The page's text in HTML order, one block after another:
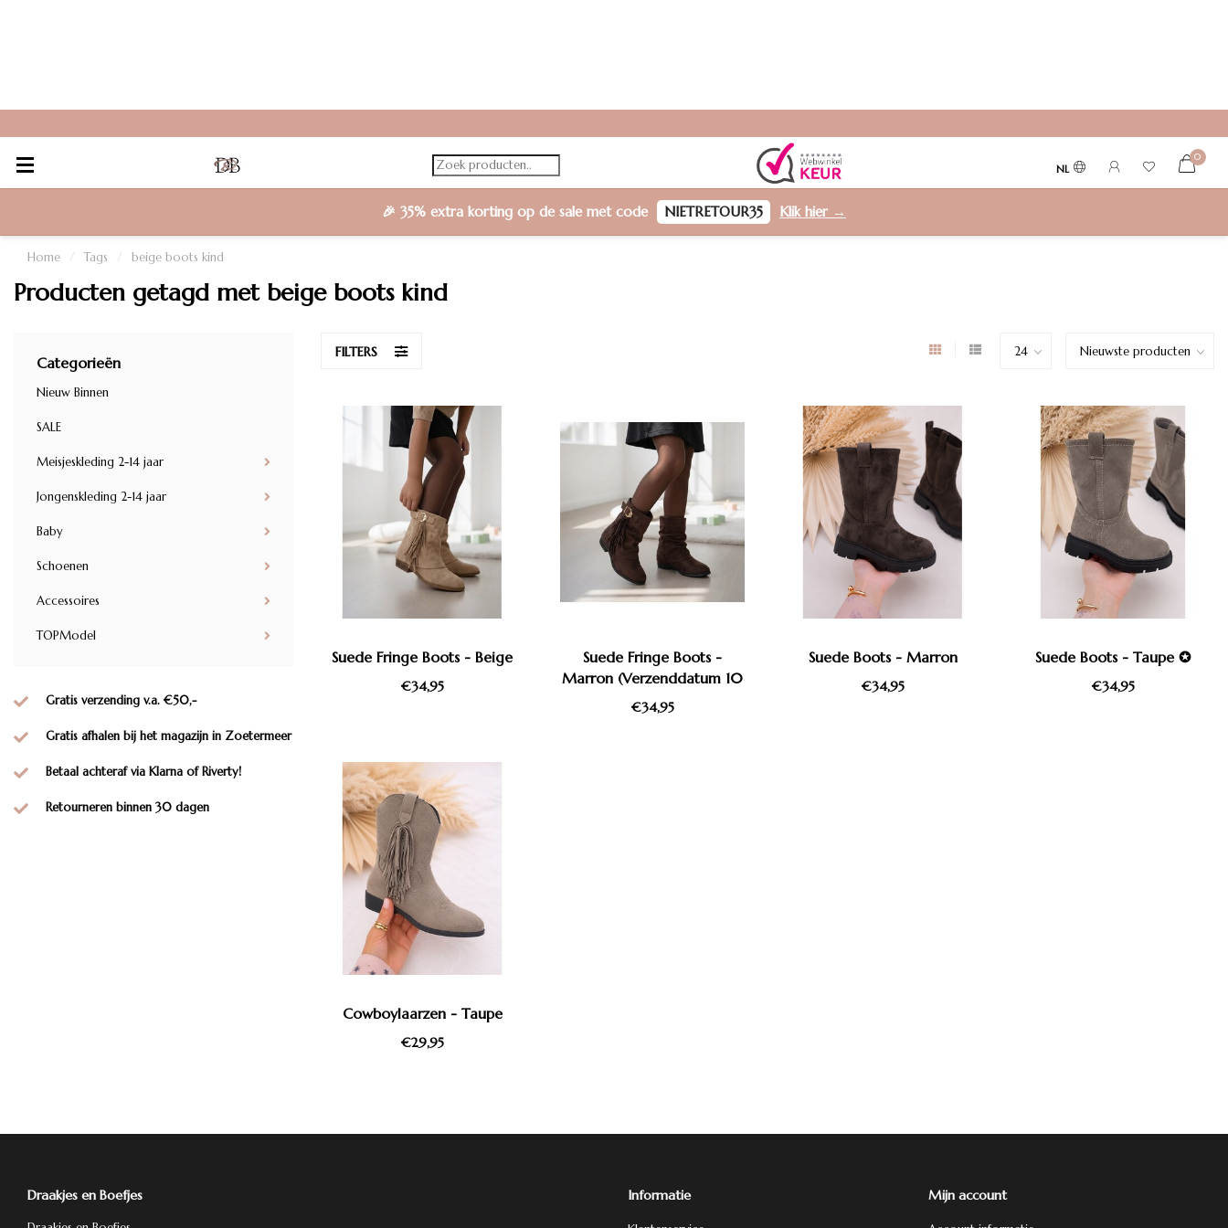
NL
0
🎉 35% extra korting op de sale met code NIETRETOUR35 Klik hier →
Home / Tags / beige boots kind
Producten getagd met beige boots kind
Categorieën
Nieuw Binnen
SALE
Meisjeskleding 2-14 jaar
Jongenskleding 2-14 jaar
Baby
Schoenen
Accessoires
TOPModel
Gratis verzending v.a. €50,-
Gratis afhalen bij het magazijn in Zoetermeer
Betaal achteraf via Klarna of Riverty!
Retourneren binnen 30 dagen
FILTERS
Suede Fringe Boots - Beige
€34,95
Suede Fringe Boots -
Marron (Verzenddatum 10
Aug)
€34,95
Suede Boots - Marron
€34,95
Suede Boots - Taupe ✪
€34,95
Cowboylaarzen - Taupe
€29,95
Draakjes en Boefjes Informatie Mijn account